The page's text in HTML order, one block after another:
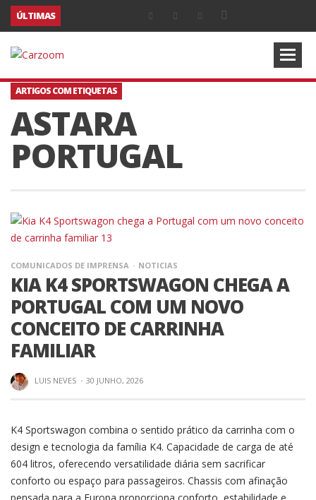
ÚLTIMAS
ARTIGOS COM ETIQUETAS
ASTARA
PORTUGAL
COMUNICADOS DE IMPRENSA NOTICIAS
KIA K4 SPORTSWAGON CHEGA A
PORTUGAL COM UM NOVO
CONCEITO DE CARRINHA
FAMILIAR
LUIS NEVES · 30 JUNHO, 2026
K4 Sportswagon combina o sentido prático da carrinha com o
design e tecnologia da família K4. Capacidade de carga de até
604 litros, oferecendo versatilidade diária sem sacrificar
conforto ou espaço para passageiros. Chassis com afinação
pensada para a Europa proporciona conforto, estabilidade e